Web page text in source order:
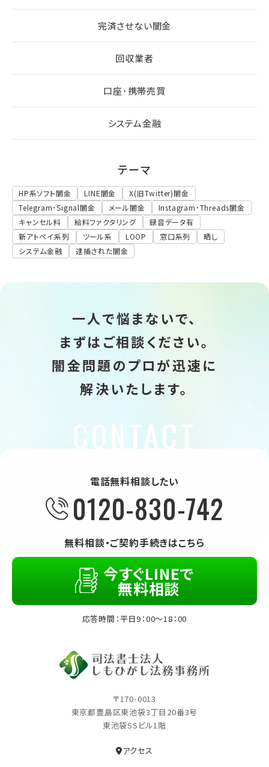
完済させない闇金
回収業者
口座･携帯売買
システム金融
テーマ
HP系ソフト闇金 LINE闇金
X(旧Twitter)闇金
Telegram･Signal闇金
メール闇金
Instagram･Threads闇金
キャンセル料
給料ファクタリング
録音データ有
新アトペイ系列
ツール系 LOOP 窓口系列
晒し
システム金融
逮捕された闇金
一人で悩まないで、
まずはご相談ください。
闇金問題のプロが迅速に
解決いたします。
電話無料相談したい
0120-830-742
無料相談・ご契約手続きはこちら
今すぐLINEで
無料相談
応答時間：平日9：00～18：00
〒170-0013
東京都豊島区東池袋3丁⽬20番3号
東池袋SSビル1階
アクセス